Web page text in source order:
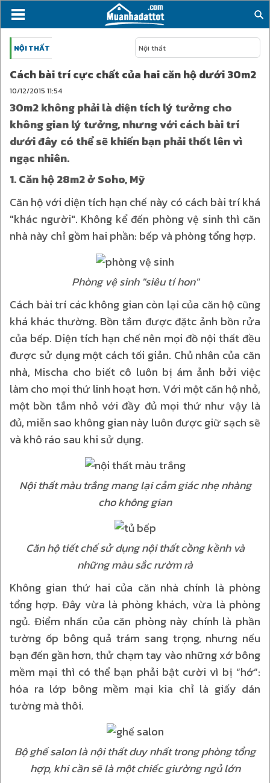
NỘI THẤT Nội thất
Cách bài trí cực chất của hai căn hộ dưới 30m2
10/12/2015 11:54
30m2 không phải là diện tích lý tưởng cho
không gian lý tưởng, nhưng với cách bài trí
dưới đây có thể sẽ khiến bạn phải thốt lên vì
ngạc nhiên.
1. Căn hộ 28m2 ở Soho, Mỹ
Căn hộ với diện tích hạn chế này có cách bài trí khá
"khác người". Không kể đến phòng vệ sinh thì căn
nhà này chỉ gồm hai phần: bếp và phòng tổng hợp.
Phòng vệ sinh "siêu tí hon"
Cách bài trí các không gian còn lại của căn hộ cũng
khá khác thường. Bồn tắm được đặtc ảnh bồn rửa
của bếp. Diện tích hạn chế nên mọi đồ nội thất đều
được sử dụng một cách tối giản. Chủ nhân của căn
nhà, Mischa cho biết cô luôn bị ám ảnh bởi việc
làm cho mọi thứ linh hoạt hơn. Với một căn hộ nhỏ,
một bồn tắm nhỏ với đầy đủ mọi thứ như vậy là
đủ, miễn sao không gian này luôn được giữ sạch sẽ
và khô ráo sau khi sử dụng.
Nội thất màu trắng mang lại cảm giác nhẹ nhàng
cho không gian
Căn hộ tiết chế sử dụng nội thất cồng kềnh và
những màu sắc rườm rà
Không gian thứ hai của căn nhà chính là phòng
tổng hợp. Đây vừa là phòng khách, vừa là phòng
ngủ. Điểm nhấn của căn phòng này chính là phần
tường ốp bông quả trám sang trọng, nhưng nếu
bạn đến gần hơn, thử chạm tay vào những xớ bông
mềm mại thì có thể bạn phải bật cười vì bị “hớ”:
hóa ra lớp bông mềm mại kia chỉ là giấy dán
tường mà thôi.
Bộ ghế salon là nội thất duy nhất trong phòng tổng
hợp, khi cần sẽ là một chiếc giường ngủ lớn